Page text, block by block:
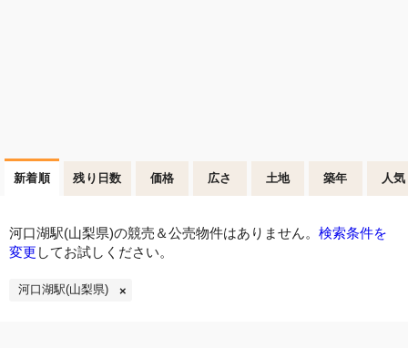
新着順 残り日数 価格 広さ 土地 築年 人気
河口湖駅(山梨県)の競売＆公売物件はありません。 検索条件を
変更 してお試しください。
河口湖駅(山梨県)